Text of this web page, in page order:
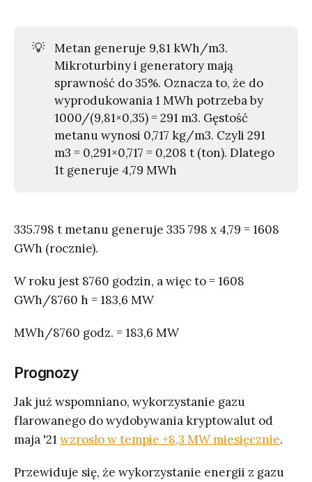
💡
Metan generuje 9,81 kWh/m3.
Mikroturbiny i generatory mają
sprawność do 35%. Oznacza to, że do
wyprodukowania 1 MWh potrzeba by
1000/(9,81×0,35) = 291 m3. Gęstość
metanu wynosi 0,717 kg/m3. Czyli 291
m3 = 0,291×0,717 = 0,208 t (ton). Dlatego
1t generuje 4,79 MWh
335.798 t metanu generuje 335 798 x 4,79 = 1608
GWh (rocznie).
W roku jest 8760 godzin, a więc to = 1608
GWh/8760 h = 183,6 MW
MWh/8760 godz. = 183,6 MW
Prognozy
Jak już wspomniano, wykorzystanie gazu
flarowanego do wydobywania kryptowalut od
maja '21 wzrosło w tempie +8,3 MW miesięcznie.
Przewiduje się, że wykorzystanie energii z gazu